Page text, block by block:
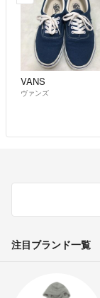
VANS
ヴァンズ
注目ブランド一覧